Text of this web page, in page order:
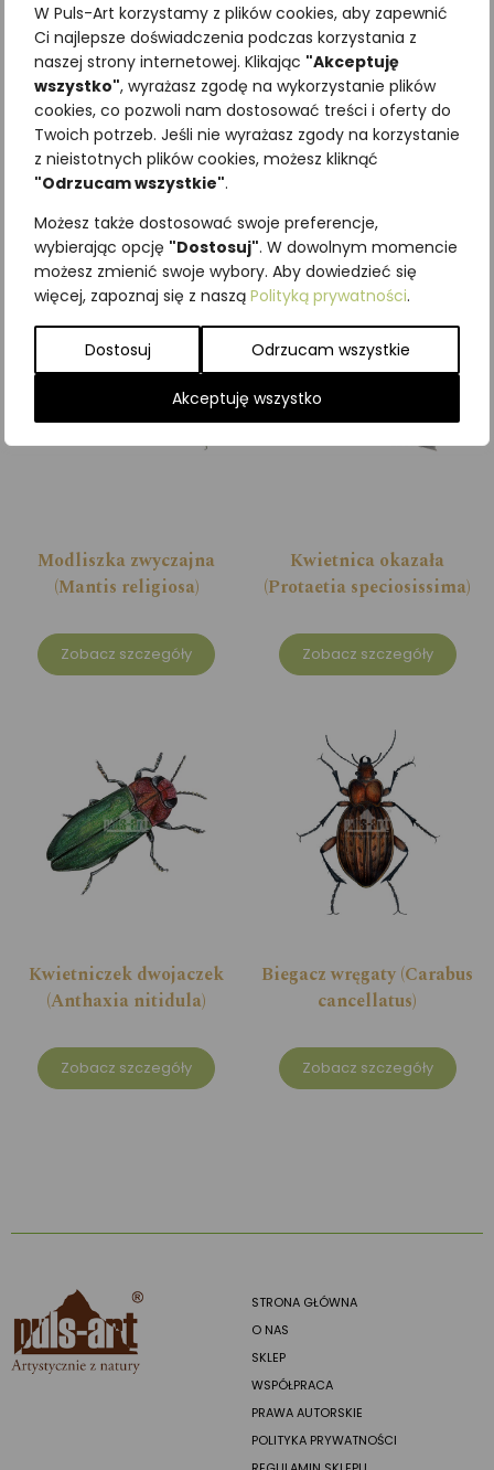
W Puls-Art korzystamy z plików cookies, aby zapewnić
Ci najlepsze doświadczenia podczas korzystania z
naszej strony internetowej. Klikając "Akceptuję
wszystko", wyrażasz zgodę na wykorzystanie plików
cookies, co pozwoli nam dostosować treści i oferty do
Twoich potrzeb. Jeśli nie wyrażasz zgody na korzystanie
z nieistotnych plików cookies, możesz kliknąć
"Odrzucam wszystkie".
Możesz także dostosować swoje preferencje,
wybierając opcję "Dostosuj". W dowolnym momencie
możesz zmienić swoje wybory. Aby dowiedzieć się
więcej, zapoznaj się z naszą Polityką prywatności.
Dostosuj Odrzucam wszystkie
Akceptuję wszystko
Najniższa cena z ostatnich 30
dni:65,00zł
SKU:Brak danych
Kategorie:
dzienne,Owady
Podobne produkty
Modliszka zwyczajna
(Mantis religiosa)
Zobacz szczegóły
Kwietnica okazała
(Protaetia speciosissima)
Zobacz szczegóły
Kwietniczek dwojaczek
(Anthaxia nitidula)
Zobacz szczegóły
Biegacz wręgaty (Carabus
cancellatus)
Zobacz szczegóły
STRONA GŁÓWNA
O NAS
SKLEP
WSPÓŁPRACA
PRAWA AUTORSKIE
POLITYKA PRYWATNOŚCI